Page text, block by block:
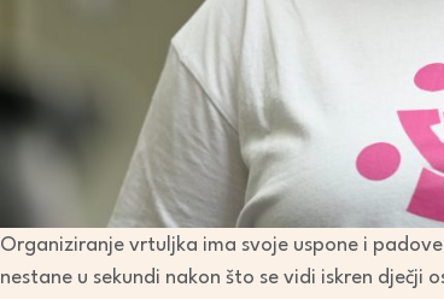
Organiziranje vrtuljka ima svoje uspone i
nestane u sekundi nakon što se vidi iskren dječji